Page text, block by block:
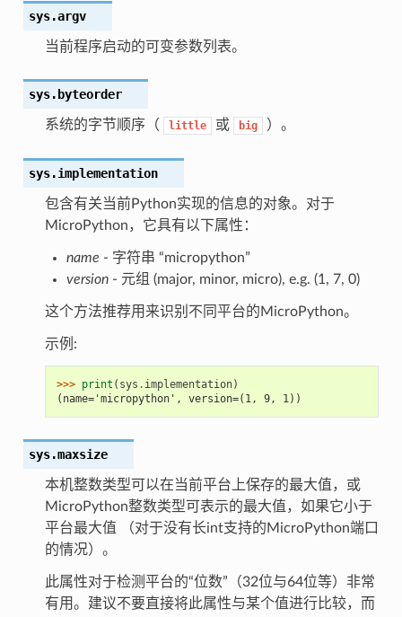
sys.argv
当前程序启动的可变参数列表。
sys. byteorder
系统的字节顺序（ little 或 big ）。
sys.implementation
包含有关当前Python实现的信息的对象。对于
MicroPython，它具有以下属性：
name - 字符串 “micropython”
version- 元组 (major, minor, micro), e.g. (1, 7, 0)
这个方法推荐用来识别不同平台的MicroPython。
示例:
>>> print ( sys . implementation)
(name='micropython', version=(1, 9, 1))
sys.maxsize
本机整数类型可以在当前平台上保存的最大值，或
MicroPython整数类型可表示的最大值，如果它小于
平台最大值 （对于没有长int支持的MicroPython端口
的情况）。
此属性对于检测平台的“位数”（32位与64位等）非常
有用。建议不要直接将此属性与某个值进行比较，而